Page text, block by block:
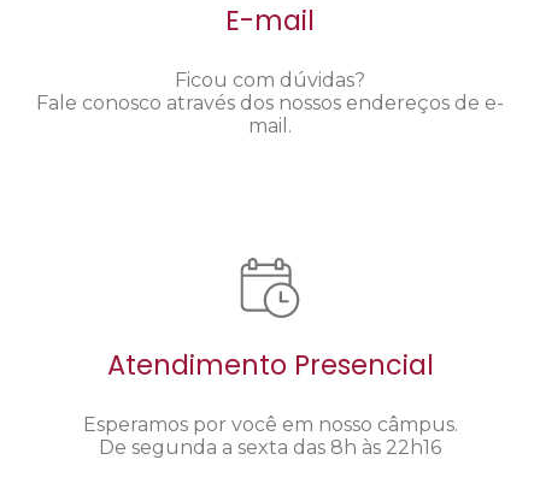
E-mail
Ficou com dúvidas?
Fale conosco através dos nossos endereços de e-
mail.
Atendimento Presencial
Esperamos por você em nosso câmpus.
De segunda a sexta das 8h às 22h16